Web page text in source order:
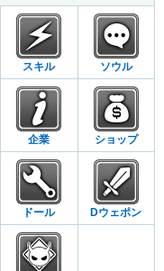
スキル ソウル
企業 ショップ
ドール Dウェポン